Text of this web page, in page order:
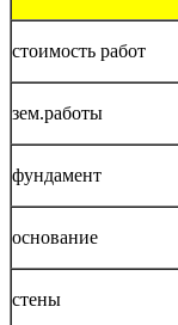
стоимость работ
зем.работы
фундамент
основание
стены